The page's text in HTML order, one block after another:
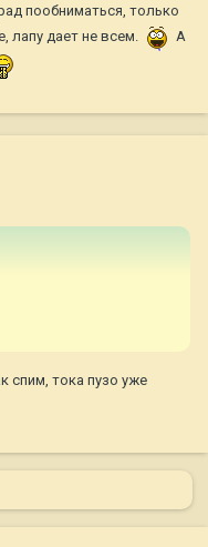
пообниматься, только
лапу дает не всем.
А
спим, тока пузо уже